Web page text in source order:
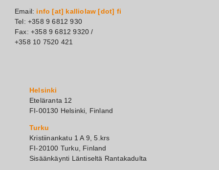
Email: info [at] kalliolaw [dot] fi
Tel: +358 9 6812 930
Fax: +358 9 6812 9320 /
+358 10 7520 421
Helsinki
Eteläranta 12
FI-00130 Helsinki, Finland
Turku
Kristiinankatu 1 A 9, 5.krs
FI-20100 Turku, Finland
Sisäänkäynti Läntiseltä Rantakadulta